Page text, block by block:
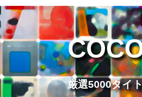
厳選5000タイ